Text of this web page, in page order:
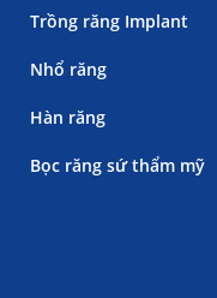
Trồng răng Implant
Nhổ răng
Hàn răng
Bọc răng sứ thẩm mỹ